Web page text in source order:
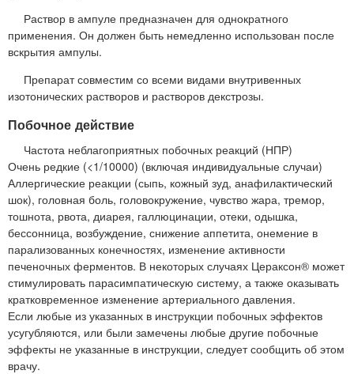
Раствор в ампуле предназначен для однократного
применения. Он должен быть немедленно использован после
вскрытия ампулы.
Препарат совместим со всеми видами внутривенных
изотонических растворов и растворов декстрозы.
Побочное действие
Частота неблагоприятных побочных реакций (НПР)
Очень редкие (<1/10000) (включая индивидуальные случаи)
Аллергические реакции (сыпь, кожный зуд, анафилактический
шок), головная боль, головокружение, чувство жара, тремор,
тошнота, рвота, диарея, галлюцинации, отеки, одышка,
бессонница, возбуждение, снижение аппетита, онемение в
парализованных конечностях, изменение активности
печеночных ферментов. В некоторых случаях Цераксон® может
стимулировать парасимпатическую систему, а также оказывать
кратковременное изменение артериального давления.
Если любые из указанных в инструкции побочных эффектов
усугубляются, или были замечены любые другие побочные
эффекты не указанные в инструкции, следует сообщить об этом
врачу.